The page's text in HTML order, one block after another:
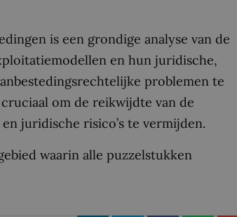
is een grondige analyse van de
en hun juridische,
problemen te
om de reikwijdte van de
juridische risico’s te vermijden.
waarin alle puzzelstukken